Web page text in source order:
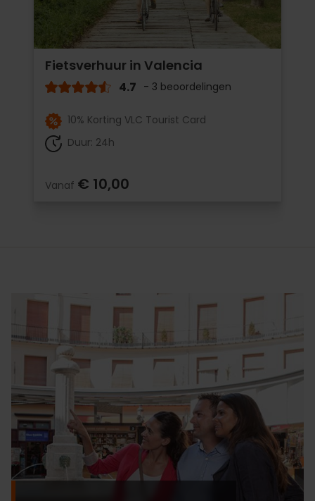
Fietsverhuur in Valencia
4.7 - 3 beoordelingen
10% Korting VLC Tourist Card
Duur: 24h
Vanaf € 10,00